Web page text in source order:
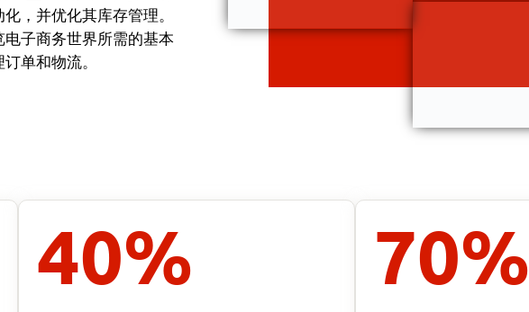
，并优化其库存管理。
子商务世界所需的基本
单和物流。
40% 70%